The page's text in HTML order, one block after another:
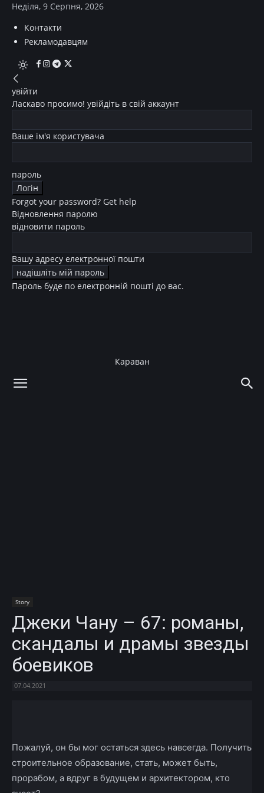
Неділя, 9 Серпня, 2026
Контакти
Рекламодавцям
увійти
Ласкаво просимо! увійдіть в свій аккаунт
Ваше ім'я користувача
пароль
Forgot your password? Get help
Відновлення паролю
відновити пароль
Вашу адресу електронної пошти
Пароль буде по електронній пошті до вас.
Караван
Story
Джеки Чану – 67: романы,
скандалы и драмы звезды
боевиков
07.04.2021
Пожалуй, он бы мог остаться здесь навсегда. Получить
строительное образование, стать, может быть,
прорабом, а вдруг в будущем и архитектором, кто